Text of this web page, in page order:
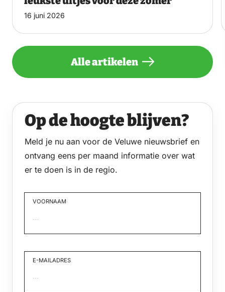
16 juni 2026
Alle artikelen
Op de hoogte blijven?
Meld je nu aan voor de Veluwe nieuwsbrief en
ontvang eens per maand informatie over wat
er te doen is in de regio.
VOORNAAM
E-MAILADRES